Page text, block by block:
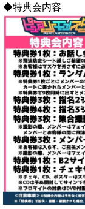
◆特典会内容